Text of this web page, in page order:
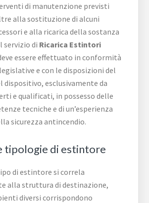
di manutenzione previsti
alla sostituzione di alcuni
e alla ricarica della sostanza
servizio di Ricarica Estintori
essere effettuato in conformità
e con le disposizioni del
dispositivo, esclusivamente da
e qualificati, in possesso delle
tecniche e di un’esperienza
sicurezza antincendio.
tipologie di estintore
di estintore si correla
alla struttura di destinazione,
diversi corrispondono